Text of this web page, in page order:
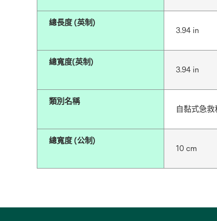
總長度 (英制)
3.94 in
總寬度(英制)
3.94 in
類別名稱
自黏式急
總寬度 (公制)
10 cm